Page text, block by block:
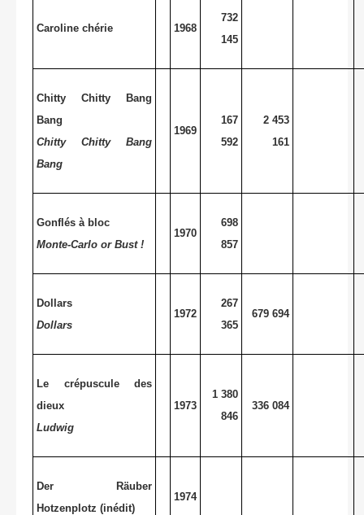
Caroline chérie 1968
732
145
Chitty Chitty Bang
Bang
Chitty Chitty Bang
Bang
1969
167
592
2 453
161
Gonflés à bloc
Monte-Carlo or Bust !
1970
698
857
Dollars
Dollars
1972
267
365
679 694
Le crépuscule des
dieux
Ludwig
1973
1 380
846
336 084
Der Räuber
Hotzenplotz (inédit)
1974